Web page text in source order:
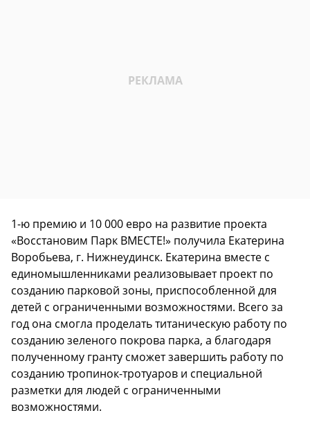
1-ю премию и 10 000 евро на развитие проекта
«Восстановим Парк ВМЕСТЕ!» получила Екатерина
Воробьева, г. Нижнеудинск. Екатерина вместе с
единомышленниками реализовывает проект по
созданию парковой зоны, приспособленной для
детей с ограниченными возможностями. Всего за
год она смогла проделать титаническую работу по
созданию зеленого покрова парка, а благодаря
полученному гранту сможет завершить работу по
созданию тропинок-тротуаров и специальной
разметки для людей с ограниченными
возможностями.